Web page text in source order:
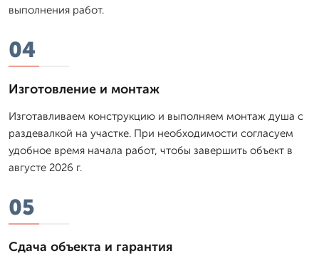
выполнения работ.
04
Изготовление и монтаж
Изготавливаем конструкцию и выполняем монтаж душа с
раздевалкой на участке. При необходимости согласуем
удобное время начала работ, чтобы завершить объект в
августе 2026 г.
05
Сдача объекта и гарантия